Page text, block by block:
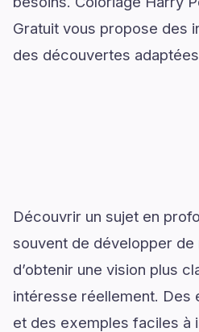
Gratuit vous propose des
des découvertes
Découvrir un sujet en
souvent de développer
d’obtenir une vision plus
intéresse réellement. Des
et des exemples faciles à